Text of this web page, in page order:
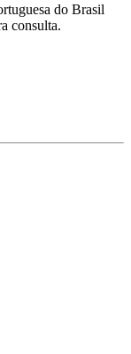
do Brasil
consulta.